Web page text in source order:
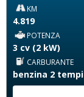
KM
4.819
POTENZA
3 cv (2 kW)
CARBURANTE
benzina 2 tempi